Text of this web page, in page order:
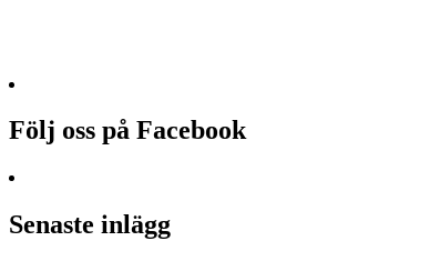
Följ oss på Facebook
Senaste inlägg